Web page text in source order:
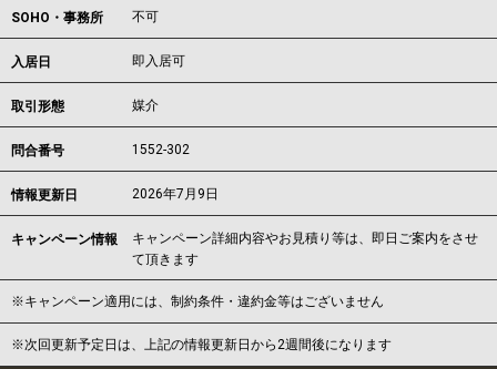
SOHO・事務所 不可
入居日 即入居可
取引形態 媒介
問合番号 1552-302
情報更新日 2026年7月9日
キャンペーン情報
キャンペーン詳細内容やお見積り等は、即日ご案内をさせ
て頂きます
※キャンペーン適用には、制約条件・違約金等はございません
※次回更新予定日は、上記の情報更新日から2週間後になります